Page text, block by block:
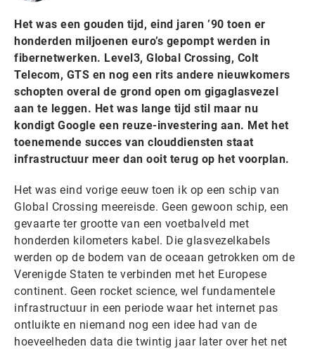
Het was een gouden tijd, eind jaren ’90 toen er
honderden miljoenen euro’s gepompt werden in
fibernetwerken. Level3, Global Crossing, Colt
Telecom, GTS en nog een rits andere nieuwkomers
schopten overal de grond open om gigaglasvezel
aan te leggen. Het was lange tijd stil maar nu
kondigt Google een reuze-investering aan. Met het
toenemende succes van clouddiensten staat
infrastructuur meer dan ooit terug op het voorplan.
Het was eind vorige eeuw toen ik op een schip van
Global Crossing meereisde. Geen gewoon schip, een
gevaarte ter grootte van een voetbalveld met
honderden kilometers kabel. Die glasvezelkabels
werden op de bodem van de oceaan getrokken om de
Verenigde Staten te verbinden met het Europese
continent. Geen rocket science, wel fundamentele
infrastructuur in een periode waar het internet pas
ontluikte en niemand nog een idee had van de
hoeveelheden data die twintig jaar later over het net